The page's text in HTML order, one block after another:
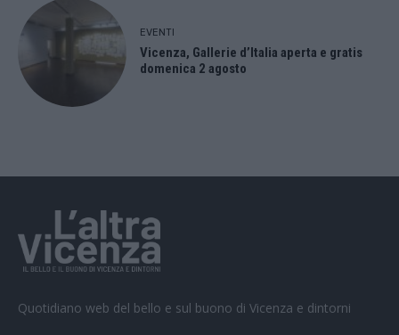
EVENTI
Vicenza, Gallerie d’Italia aperta e gratis
domenica 2 agosto
Quotidiano web del bello e sul buono di Vicenza e dintorni